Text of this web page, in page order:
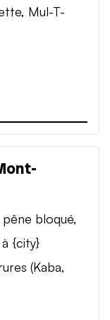
Mul-T-
bloqué,
{city}
(Kaba,